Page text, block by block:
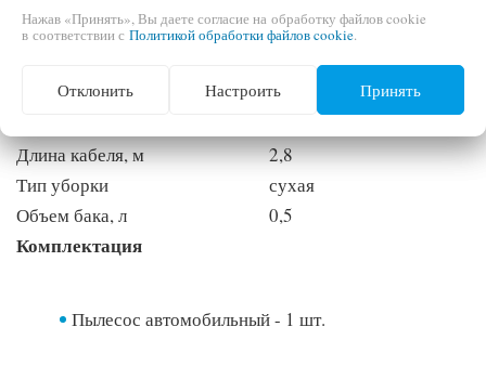
Сила всасывания, КПа
4,5
Длина кабеля, м
2,8
Тип уборки
сухая
Объем бака, л
0,5
Комплектация
Пылесос автомобильный - 1 шт.
Нажав «Принять», Вы даете согласие на обработку файлов cookie
в соответствии с Политикой обработки файлов cookie.
Отклонить Настроить Принять